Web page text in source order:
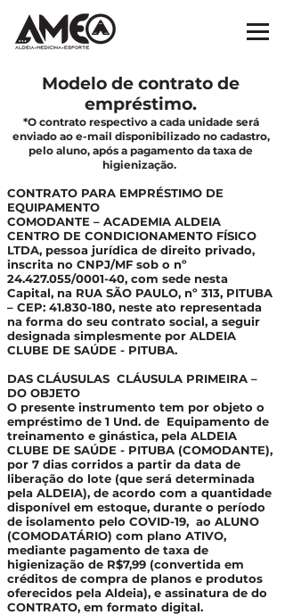
Modelo de contrato de
empréstimo.
*O contrato respectivo a cada unidade será
enviado ao e-mail disponibilizado no cadastro,
pelo aluno, após a pagamento da taxa de
higienização.
CONTRATO PARA EMPRÉSTIMO DE
EQUIPAMENTO
COMODANTE – ACADEMIA ALDEIA
CENTRO DE CONDICIONAMENTO FÍSICO
LTDA, pessoa jurídica de direito privado,
inscrita no CNPJ/MF sob o nº
24.427.055/0001-40, com sede nesta
Capital, na RUA SÃO PAULO, nº 313, PITUBA
– CEP: 41.830-180, neste ato representada
na forma do seu contrato social, a seguir
designada simplesmente por ALDEIA
CLUBE DE SAÚDE - PITUBA.
DAS CLÁUSULAS CLÁUSULA PRIMEIRA –
DO OBJETO
O presente instrumento tem por objeto o
empréstimo de 1 Und. de Equipamento de
treinamento e ginástica, pela ALDEIA
CLUBE DE SAÚDE - PITUBA (COMODANTE),
por 7 dias corridos a partir da data de
liberação do lote (que será determinada
pela ALDEIA), de acordo com a quantidade
disponível em estoque, durante o período
de isolamento pelo COVID-19, ao ALUNO
(COMODATÁRIO) com plano ATIVO,
mediante pagamento de taxa de
higienização de R$7,99 (convertida em
créditos de compra de planos e produtos
oferecidos pela Aldeia), e assinatura de do
CONTRATO, em formato digital.